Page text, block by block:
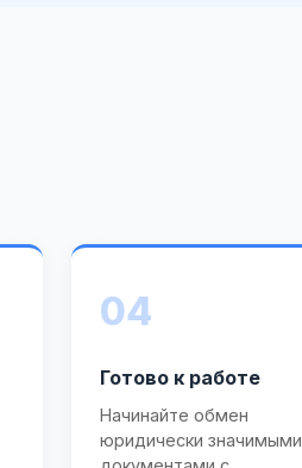
04
Готово к работе
Начинайте обмен
юридически значимыми